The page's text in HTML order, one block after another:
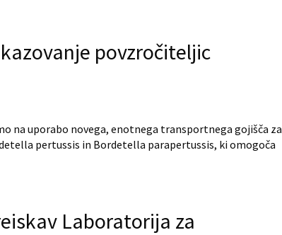
povzročiteljic
na uporabo novega, enotnega transportnega gojišča za
pertussis in Bordetella parapertussis, ki omogoča
Laboratorija za